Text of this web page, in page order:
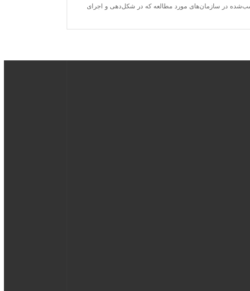
در سازمان‌های مورد مطالعه که در شکل‌دهی و اجرای